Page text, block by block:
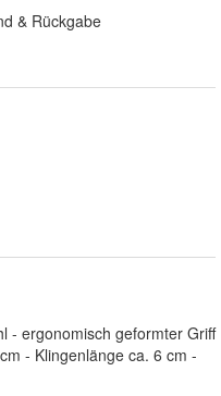
& Rückgabe
- ergonomisch geformter Griff
- Klingenlänge ca. 6 cm -